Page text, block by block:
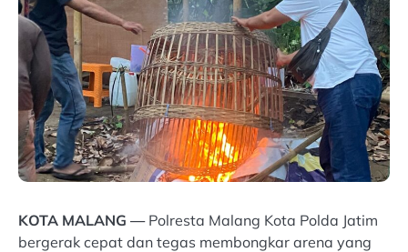
KOTA MALANG —Polresta Malang Kota Polda Jatim
bergerak cepat dan tegas membongkar arena yang